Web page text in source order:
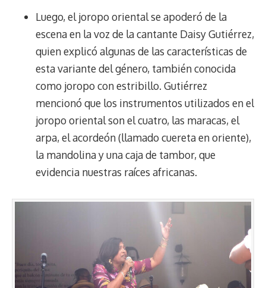
Luego, el joropo oriental se apoderó de la
escena en la voz de la cantante Daisy Gutiérrez,
quien explicó algunas de las características de
esta variante del género, también conocida
como joropo con estribillo. Gutiérrez
mencionó que los instrumentos utilizados en el
joropo oriental son el cuatro, las maracas, el
arpa, el acordeón (llamado cuereta en oriente),
la mandolina y una caja de tambor, que
evidencia nuestras raíces africanas.